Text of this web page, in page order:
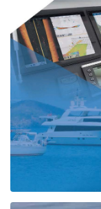
Barche da
perforazione
rifornitrici su